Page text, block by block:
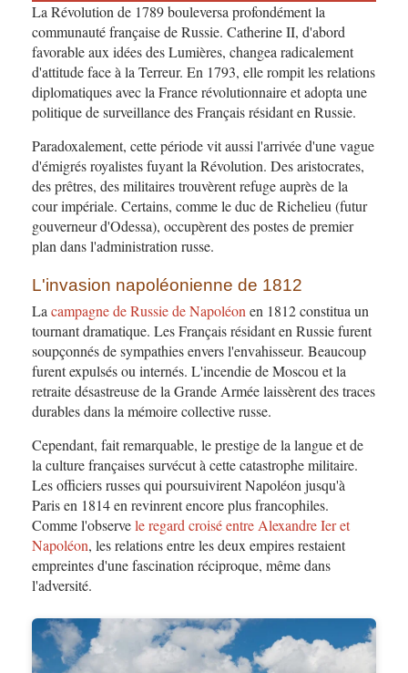
La Révolution de 1789 bouleversa profondément la
communauté française de Russie. Catherine II, d'abord
favorable aux idées des Lumières, changea radicalement
d'attitude face à la Terreur. En 1793, elle rompit les relations
diplomatiques avec la France révolutionnaire et adopta une
politique de surveillance des Français résidant en Russie.
Paradoxalement, cette période vit aussi l'arrivée d'une vague
d'émigrés royalistes fuyant la Révolution. Des aristocrates,
des prêtres, des militaires trouvèrent refuge auprès de la
cour impériale. Certains, comme le duc de Richelieu (futur
gouverneur d'Odessa), occupèrent des postes de premier
plan dans l'administration russe.
L'invasion napoléonienne de 1812
La campagne de Russie de Napoléon en 1812 constitua un
tournant dramatique. Les Français résidant en Russie furent
soupçonnés de sympathies envers l'envahisseur. Beaucoup
furent expulsés ou internés. L'incendie de Moscou et la
retraite désastreuse de la Grande Armée laissèrent des traces
durables dans la mémoire collective russe.
Cependant, fait remarquable, le prestige de la langue et de
la culture françaises survécut à cette catastrophe militaire.
Les officiers russes qui poursuivirent Napoléon jusqu'à
Paris en 1814 en revinrent encore plus francophiles.
Comme l'observele regard croisé entre Alexandre Ier et
Napoléon, les relations entre les deux empires restaient
empreintes d'une fascination réciproque, même dans
l'adversité.